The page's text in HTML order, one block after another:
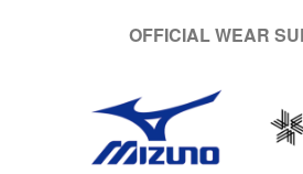
OFFICIAL WEAR